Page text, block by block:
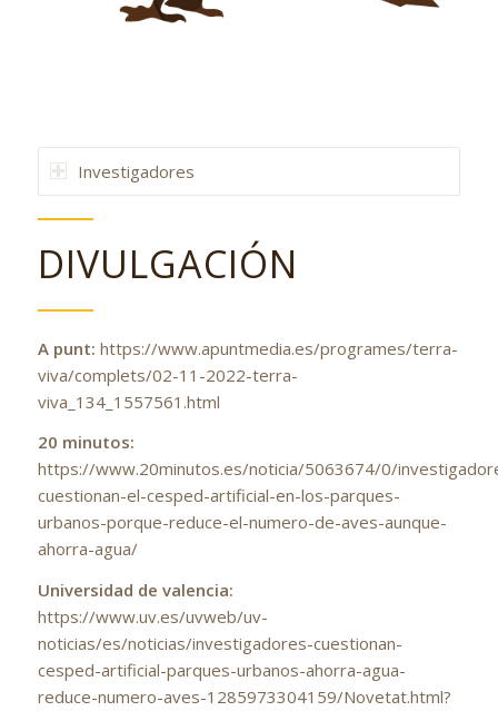
Investigadores
DIVULGACIÓN
A punt: https://www.apuntmedia.es/programes/terra-
viva/complets/02-11-2022-terra-
viva_134_1557561.html
20 minutos:
https://www.20minutos.es/noticia/5063674/0/
cuestionan-el-cesped-artificial-en-los-parques-
urbanos-porque-reduce-el-numero-de-aves-aunque-
ahorra-agua/
Universidad de valencia:
https://www.uv.es/uvweb/uv-
noticias/es/noticias/investigadores-cuestionan-
cesped-artificial-parques-urbanos-ahorra-agua-
reduce-numero-aves-1285973304159/Novetat.html?